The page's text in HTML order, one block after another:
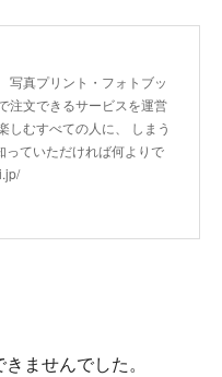
写真プリント・フォトブッ
注文できるサービスを運営
しむすべての人に、 しまう
っていただければ何よりで
ませんでした。